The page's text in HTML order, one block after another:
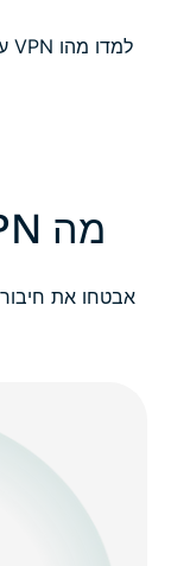
מה VPN עושה עבורכם?
למה לבחור ב- ExpressVPN?
שירות VPN חינמי לעומת VPN בתשלום: למה זה חשוב?
מה VPN עושה עבורכם?
אבטחו את